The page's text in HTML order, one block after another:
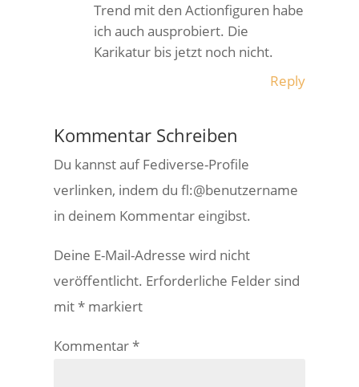
Trend mit den Actionfiguren habe
ich auch ausprobiert. Die
Karikatur bis jetzt noch nicht.
Reply
Kommentar Schreiben
Du kannst auf Fediverse-Profile
verlinken, indem du fl:@benutzername
in deinem Kommentar eingibst.
Deine E-Mail-Adresse wird nicht
veröffentlicht. Erforderliche Felder sind
mit* markiert
Kommentar*